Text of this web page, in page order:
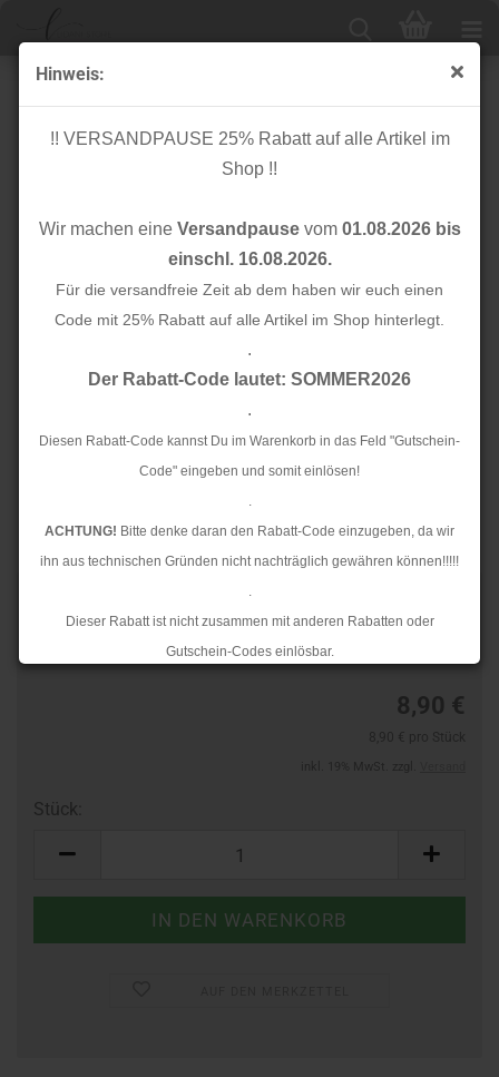
Hinweis:
!! VERSANDPAUSE 25% Rabatt auf alle Artikel im
Shop !!
Wir machen eine Versandpausevom 01.08.2026 bis
einschl. 16.08.2026.
Für die versandfreie Zeit ab dem haben wir euch einen
Code mit 25% Rabatt auf alle Artikel im Shop hinterlegt.
.
Der Rabatt-Code lautet: SOMMER2026
.
Diesen Rabatt-Code kannst Du im Warenkorb in das Feld "Gutschein-
Code" eingeben und somit einlösen!
.
ACHTUNG! Bitte denke daran den Rabatt-Code einzugeben, da wir
ihn aus technischen Gründen nicht nachträglich gewähren können!!!!!
.
Dieser Rabatt ist nicht zusammen mit anderen Rabatten oder
Gutschein-Codes einlösbar.
Ab dem 17.08.2026 versenden wir wieder wie gewohnt. Aufgrund des
#mehrEtikette - 8. Edition - Ännisews und Prülla
8,90 €
Stück: